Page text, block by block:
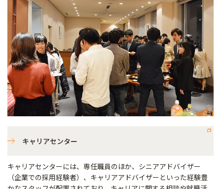
キャリアセンター
キャリアセンターには、専任職員のほか、シニアアドバイザー
（企業での採用経験者）、キャリアアドバイザーといった経験豊